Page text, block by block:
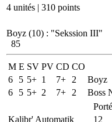
4 unités | 310 points
Boyz (10) : "Sekssion III"
85
M E SV PV CD CO
6
5 5+ 1 7+ 2
Boyz
6
5 5+ 2 7+ 2
Boss
Kalibr' Automatik
12